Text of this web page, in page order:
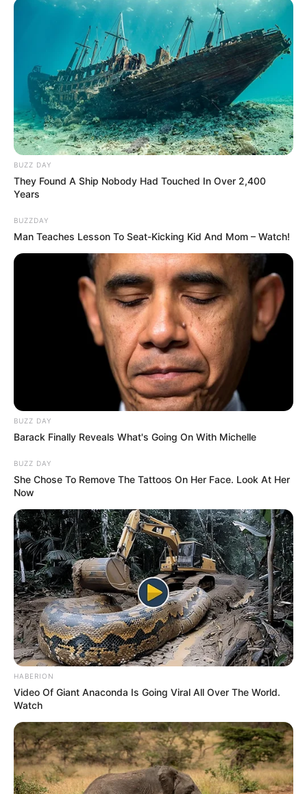
BUZZ DAY
They Found A Ship Nobody Had Touched In Over 2,400
Years
BUZZDAY
Man Teaches Lesson To Seat-Kicking Kid And Mom – Watch!
BUZZ DAY
Barack Finally Reveals What's Going On With Michelle
BUZZ DAY
She Chose To Remove The Tattoos On Her Face. Look At Her
Now
HABERION
Video Of Giant Anaconda Is Going Viral All Over The World.
Watch